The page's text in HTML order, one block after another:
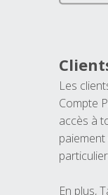
Les
Compte
accès à
En plus,